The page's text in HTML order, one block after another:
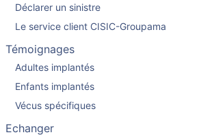
Déclarer un sinistre
Le service client CISIC-Groupama
Témoignages
Adultes implantés
Enfants implantés
Vécus spécifiques
Echanger